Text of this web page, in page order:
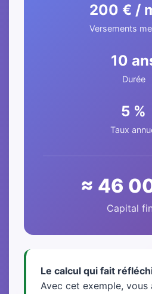
200 € /
Versements
10
Durée
5 %
Taux
≈ 46
Capital
Le calcul qui fait
Avec cet exemple, vous